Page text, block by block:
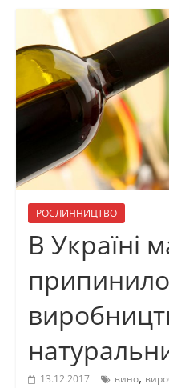
РОСЛИННИЦТВО
В Україні
13.12.2017 вино,